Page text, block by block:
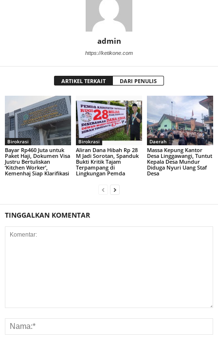
admin
https://ketikone.com
ARTIKEL TERKAIT DARI PENULIS
Birokrasi
Bayar Rp460 Juta untuk
Paket Haji, Dokumen Visa
Justru Bertuliskan
‘Kitchen Worker’,
Kemenhaj Siap Klarifikasi
Birokrasi
Aliran Dana Hibah Rp 28
M Jadi Sorotan, Spanduk
Bukti Kritik Tajam
Terpampang di
Lingkungan Pemda
Daerah
Massa Kepung Kantor
Desa Linggawangi, Tuntut
Kepala Desa Mundur
Diduga Nyuri Uang Staf
Desa
TINGGALKAN KOMENTAR